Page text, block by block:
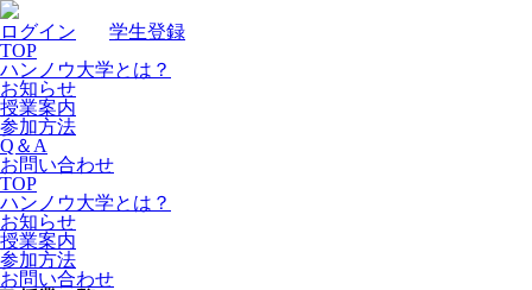
ログイン
学生登録
TOP
ハンノウ大学とは？
お知らせ
授業案内
参加方法
Q＆A
お問い合わせ
TOP
ハンノウ大学とは？
お知らせ
授業案内
参加方法
お問い合わせ